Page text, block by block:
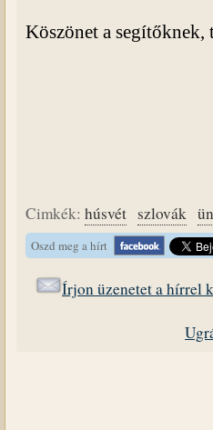
Köszönet a segítőknek,
Cimkék: húsvét szlovák
Oszd meg a hírt
Írjon üzenetet a hírrel